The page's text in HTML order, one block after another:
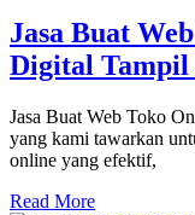
Jasa Buat
Digital Tampil
Jasa Buat Web Toko
yang kami tawarkan
online yang efektif,
Read More